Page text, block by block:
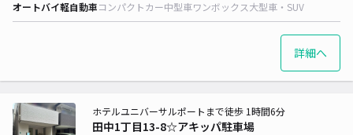
オートバイ軽自動車コンパクトカー中型車ワンボックス大型車・SUV
詳細へ
田中1丁目13-8☆アキッパ駐車場
ホテルユニバーサルポートまで徒歩 1時間6分